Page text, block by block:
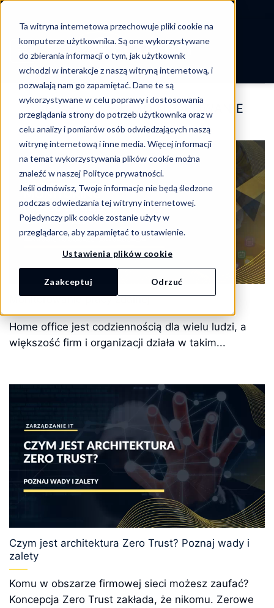
Ta witryna internetowa przechowuje pliki cookie na
komputerze użytkownika. Są one wykorzystywane
do zbierania informacji o tym, jak użytkownik
wchodzi w interakcje z naszą witryną internetową, i
pozwalają nam go zapamiętać. Dane te są
wykorzystywane w celu poprawy i dostosowania
przeglądania strony do potrzeb użytkownika oraz w
celu analizy i pomiarów osób odwiedzających naszą
witrynę internetową i inne media. Więcej informacji
na temat wykorzystywania plików cookie można
znaleźć w naszej Polityce prywatności.
Jeśli odmówisz, Twoje informacje nie będą śledzone
podczas odwiedzania tej witryny internetowej.
Pojedynczy plik cookie zostanie użyty w
przeglądarce, aby zapamiętać to ustawienie.
Ustawienia plików cookie
Zaakceptuj Odrzuć
-->
Skip
content
TAG ARCHIVES: MONITOROWANIE
Monitorowanie pracy zdalnej
Home office jest codziennością dla wielu ludzi, a
większość firm i organizacji działa w takim...
Czym jest architektura Zero Trust? Poznaj wady i
zalety
Komu w obszarze firmowej sieci możesz zaufać?
Koncepcja Zero Trust zakłada, że nikomu. Zerowe